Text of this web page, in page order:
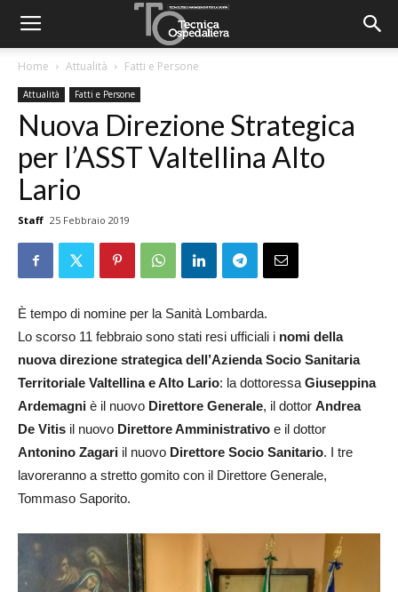
Home Attualità Fatti e Persone
Attualità Fatti e Persone
Nuova Direzione Strategica
per l’ASST Valtellina Alto
Lario
Staff 25 Febbraio 2019
È tempo di nomine per la Sanità Lombarda.
Lo scorso 11 febbraio sono stati resi ufficiali i nomi della
nuova direzione strategica dell’Azienda Socio Sanitaria
Territoriale Valtellina e Alto Lario: la dottoressa Giuseppina
Ardemagni è il nuovo Direttore Generale, il dottor Andrea
De Vitis il nuovo Direttore Amministrativo e il dottor
Antonino Zagari il nuovo Direttore Socio Sanitario. I tre
lavoreranno a stretto gomito con il Direttore Generale,
Tommaso Saporito.